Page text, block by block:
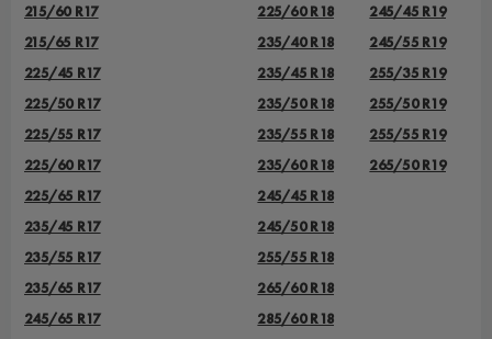
215/60 R17
215/65 R17
225/45 R17
225/50 R17
225/55 R17
225/60 R17
225/65 R17
235/45 R17
235/55 R17
235/65 R17
245/65 R17
225/60 R18
235/40 R18
235/45 R18
235/50 R18
235/55 R18
235/60 R18
245/45 R18
245/50 R18
255/55 R18
265/60 R18
285/60 R18
245/45 R19
245/55 R19
255/35 R19
255/50 R19
255/55 R19
265/50 R19